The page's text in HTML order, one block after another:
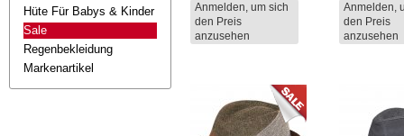
Hüte Für Babys & Kinder
Sale
Regenbekleidung
Markenartikel
Anmelden, um sich
den Preis
anzusehen
Anmelden,
den Preis
anzusehen